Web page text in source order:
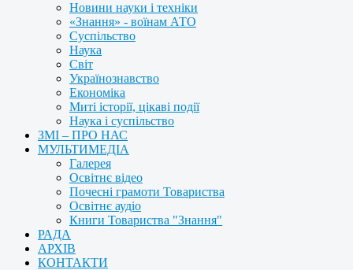
Новини науки і техніки
«Знання» - воїнам АТО
Суспільство
Наука
Світ
Українознавство
Економіка
Миті історії, цікаві події
Наука і суспільство
ЗМІ – ПРО НАС
МУЛЬТИМЕДІА
Галерея
Освітнє відео
Почесні грамоти Товариства
Освітнє аудіо
Книги Товариства "Знання"
РАДА
АРХІВ
КОНТАКТИ